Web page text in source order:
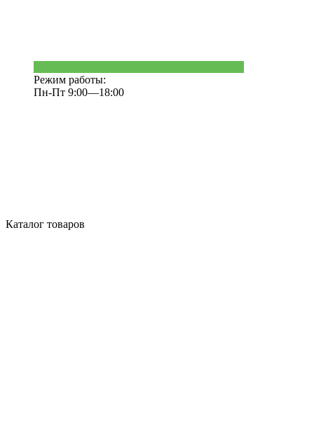
Режим работы:
Пн-Пт 9:00—18:00
Каталог товаров